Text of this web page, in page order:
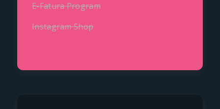
E-Fatura Program
Instagram Shop